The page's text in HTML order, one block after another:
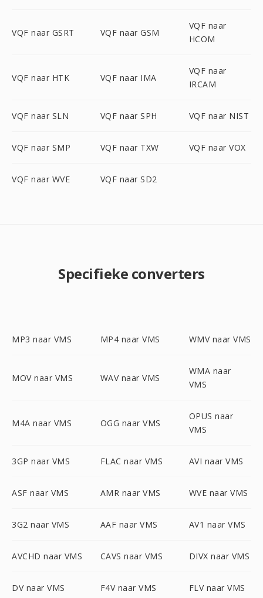
VQF naar GSRT VQF naar GSM
VQF naar
HCOM
VQF naar HTK VQF naar IMA
VQF naar
IRCAM
VQF naar SLN VQF naar SPH VQF naar NIST
VQF naar SMP VQF naar TXW VQF naar VOX
VQF naar WVE VQF naar SD2
Specifieke converters
MP3 naar VMS MP4 naar VMS WMV naar VMS
MOV naar VMS WAV naar VMS
WMA naar
VMS
M4A naar VMS OGG naar VMS
OPUS naar
VMS
3GP naar VMS FLAC naar VMS AVI naar VMS
ASF naar VMS AMR naar VMS WVE naar VMS
3G2 naar VMS AAF naar VMS AV1 naar VMS
AVCHD naar VMS CAVS naar VMS DIVX naar VMS
DV naar VMS F4V naar VMS FLV naar VMS